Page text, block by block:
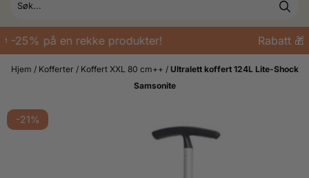
-25% på en rekke produkter! Rabatt
Hjem / Kofferter / Koffert XXL 80 cm++ / Ultralett koffert 124L Lite-Shock
Samsonite
-21%